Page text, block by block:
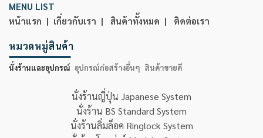
MENU LIST
หน้าแรก | เกี่ยวกับเรา | สินค้าทั้งหมด | ติดต่อเรา
หมวดหมู่สินค้า
นั่งร้านและอุปกรณ์ อุปกรณ์ก่อสร้างอื่นๆ สินค้าขายดี
นั่งร้านญี่ปุ่น Japanese System
นั่งร้าน BS Standard System
นั่งร้านลิ่มล็อค Ringlock System